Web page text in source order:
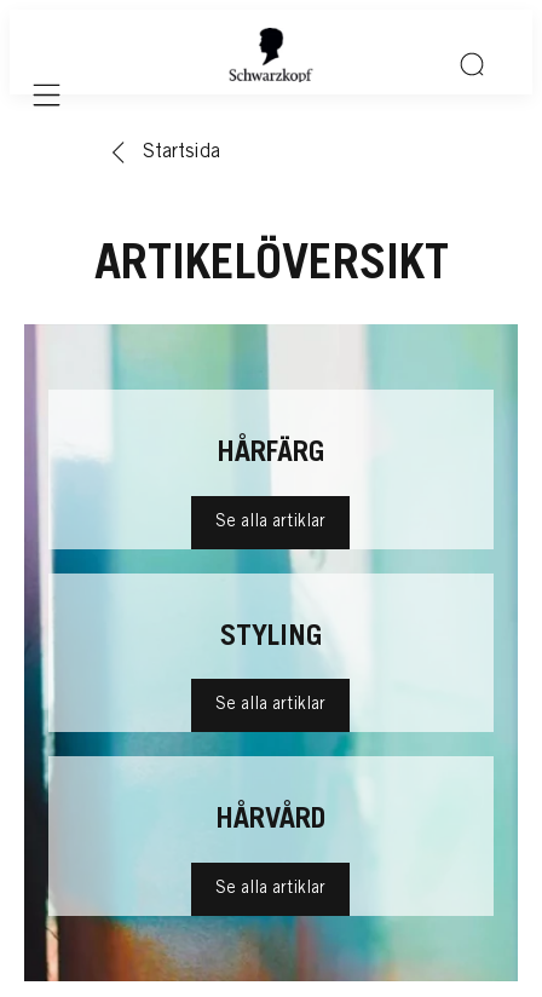
Mobile navigation
Startsida
ARTIKELÖVERSIKT
HÅRFÄRG
Se alla artiklar
STYLING
Se alla artiklar
HÅRVÅRD
Se alla artiklar